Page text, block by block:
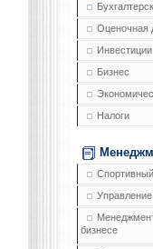
Оценочная
Инвестиции
Бизнес
Налоги
бизнесе